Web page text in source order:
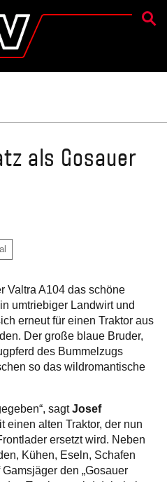
als Gosauer
Valtra A104 das schöne
umtriebiger Landwirt und
erneut für einen Traktor aus
Der große blaue Bruder,
des Bummelzugs
so das wildromantische
sagtJosef
einen alten Traktor, der nun
ersetzt wird. Neben
Kühen, Eseln, Schafen
den „Gosauer